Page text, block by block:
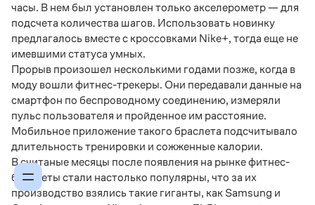
часы. В нем был установлен только акселерометр — для
подсчета количества шагов. Использовать новинку
предлагалось вместе с кроссовками Nike+, тогда еще не
имевшими статуса умных.
Прорыв произошел несколькими годами позже, когда в
моду вошли фитнес-трекеры. Они передавали данные на
смартфон по беспроводному соединению, измеряли
пульс пользователя и пройденное им расстояние.
Мобильное приложение такого браслета подсчитывало
длительность тренировки и сожженные калории.
В считаные месяцы после появления на рынке фитнес-
браслеты стали настолько популярны, что за их
производство взялись такие гиганты, как Samsung и